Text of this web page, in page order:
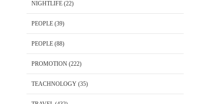
NIGHTLIFE (22)
PEOPLE (39)
PEOPLE (88)
PROMOTION (222)
TEACHNOLOGY (35)